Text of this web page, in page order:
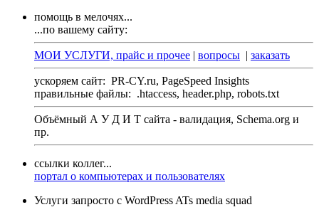
помощь в мелочях...
...по вашему сайту:
МОИ УСЛУГИ, прайс и прочее | вопросы | заказать
ускоряем сайт: PR-CY.ru, PageSpeed Insights
правильные файлы: .htaccess, header.php, robots.txt
Объёмный А У Д И Т сайта - валидация, Schema.org и
пр.
ссылки коллег...
портал о компьютерах и пользователях
Услуги запросто с WordPress ATs media squad